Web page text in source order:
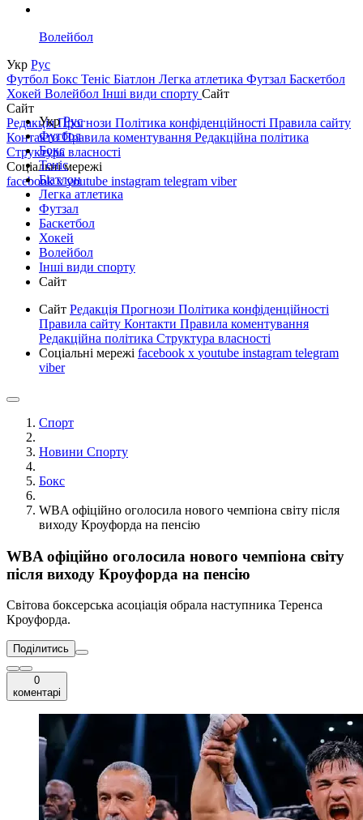
Волейбол
Укр Рус
Футбол Бокс Теніс Біатлон Легка атлетика Футзал Баскетбол
Хокей Волейбол Інші види спорту Сайт
Сайт
РедакціяПрогнози Політика конфіденційності Правила сайту
КонтактиПравила коментування Редакційна політика
Структура власності
Соціальні мережі
facebookxyoutube instagram telegram viber
УкрРус
Футбол
Бокс
Теніс
Біатлон
Легка атлетика
Футзал
Баскетбол
Хокей
Волейбол
Інші види спорту
Сайт
Сайт Редакція Прогнози Політика конфіденційності
Правила сайту Контакти Правила коментування
Редакційна політика Структура власності
Соціальні мережі facebook x youtube instagram telegram
viber
Спорт
Новини Спорту
Бокс
WBA офіційно оголосила нового чемпіона світу після
виходу Кроуфорда на пенсію
WBA офіційно оголосила нового чемпіона світу
після виходу Кроуфорда на пенсію
Світова боксерська асоціація обрала наступника Теренса
Кроуфорда.
Поділитись
0
коментарі